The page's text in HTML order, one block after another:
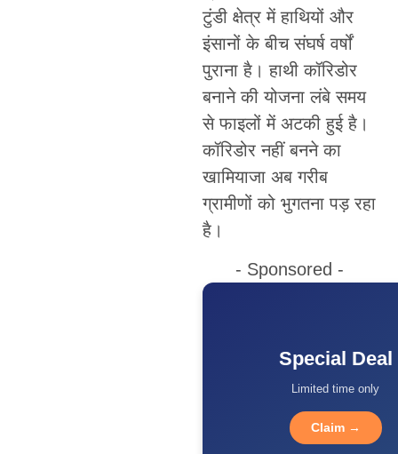
टुंडी क्षेत्र में हाथियों और
इंसानों के बीच संघर्ष वर्षों
पुराना है। हाथी कॉरिडोर
बनाने की योजना लंबे समय
से फाइलों में अटकी हुई है।
कॉरिडोर नहीं बनने का
खामियाजा अब गरीब
ग्रामीणों को भुगतना पड़ रहा
है।
- Sponsored -
Special Deal
Limited time only
Claim →